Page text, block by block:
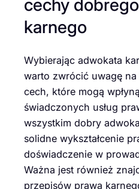
cechy
karnego
Wybierając adwokata
warto zwrócić uwagę
cech, które mogą
świadczonych usług
wszystkim dobry
solidne wykształcenie
doświadczenie w
Ważna jest również
przepisów prawa